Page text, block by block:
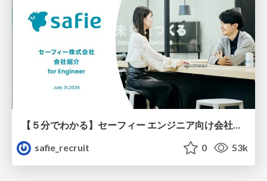
【５分でわかる】セーフィー エンジニア向け会社紹介
safie_recruit
0 53k